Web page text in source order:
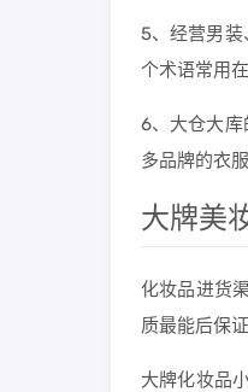
5、经营男装
个术语常用
6、大仓大库
多品牌的衣
大牌美
化妆品进货
质最能后保
大牌化妆品